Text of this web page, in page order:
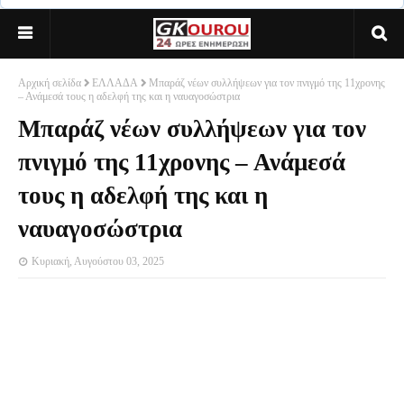
Αρχική σελίδα ΕΛΛΑΔΑ
Μπαράζ νέων συλλήψεων για τον πνιγμό της 11χρονης
– Ανάμεσά τους η αδελφή της και η ναυαγοσώστρια
Μπαράζ νέων συλλήψεων για τον
πνιγμό της 11χρονης – Ανάμεσά
τους η αδελφή της και η
ναυαγοσώστρια
Κυριακή, Αυγούστου 03, 2025